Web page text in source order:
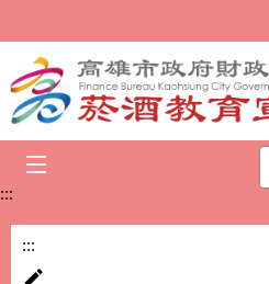
:::
:::